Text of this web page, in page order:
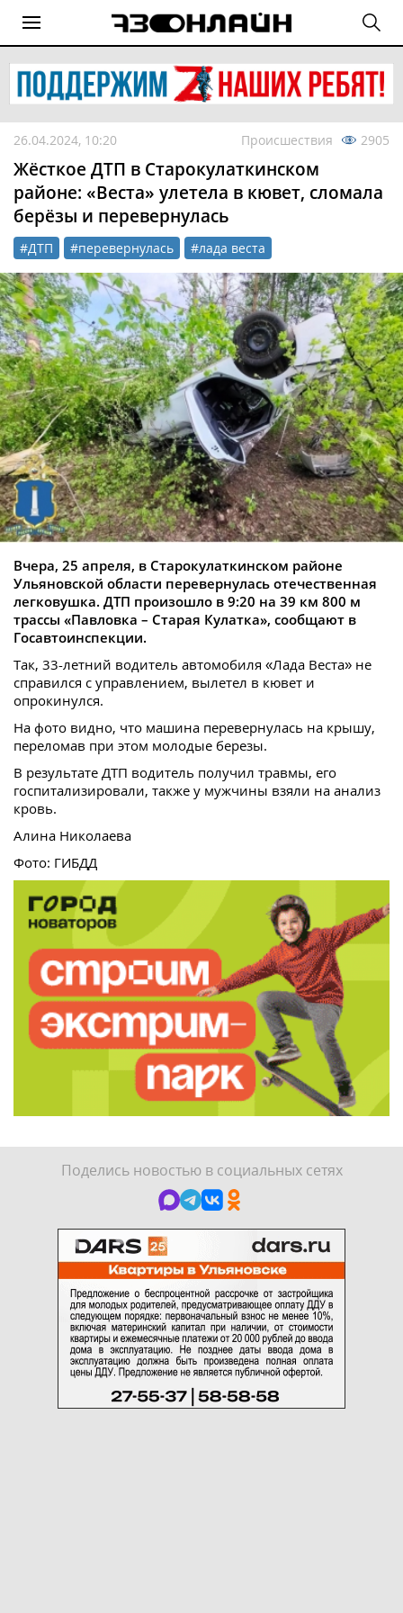
26.04.2024, 10:20 Происшествия 2905
Жёсткое ДТП в Старокулаткинском
районе: «Веста» улетела в кювет, сломала
берёзы и перевернулась
#ДТП #перевернулась #лада веста
Вчера, 25 апреля, в Старокулаткинском районе
Ульяновской области перевернулась отечественная
легковушка. ДТП произошло в 9:20 на 39 км 800 м
трассы «Павловка – Старая Кулатка», сообщают в
Госавтоинспекции.
Так, 33-летний водитель автомобиля «Лада Веста» не
справился с управлением, вылетел в кювет и
опрокинулся.
На фото видно, что машина перевернулась на крышу,
переломав при этом молодые березы.
В результате ДТП водитель получил травмы, его
госпитализировали, также у мужчины взяли на анализ
кровь.
Алина Николаева
Фото: ГИБДД
Поделись новостью в социальных сетях